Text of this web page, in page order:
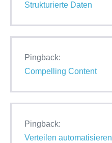
Strukturierte Daten
Pingback:
Compelling Content
Pingback:
Verteilen automatisieren